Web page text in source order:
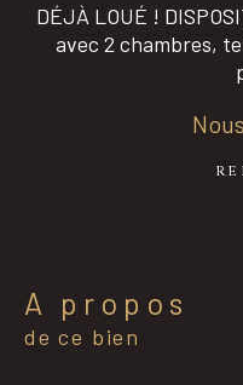
DÉJÀ LOUÉ !
avec 2 chambres,
a propos
de ce bien